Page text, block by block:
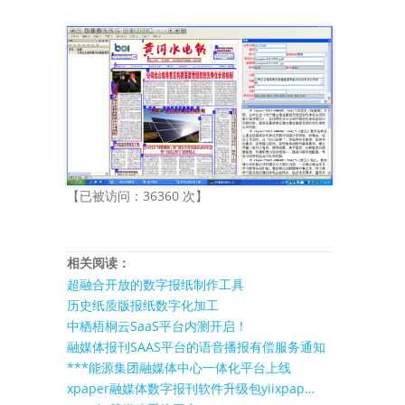
【已被访问：36360 次】
相关阅读：
超融合开放的数字报纸制作工具
历史纸质版报纸数字化加工
中栖梧桐云SaaS平台内测开启！
融媒体报刊SAAS平台的语音播报有偿服务通知
***能源集团融媒体中心一体化平台上线
xpaper融媒体数字报刊软件升级包yiixpap…